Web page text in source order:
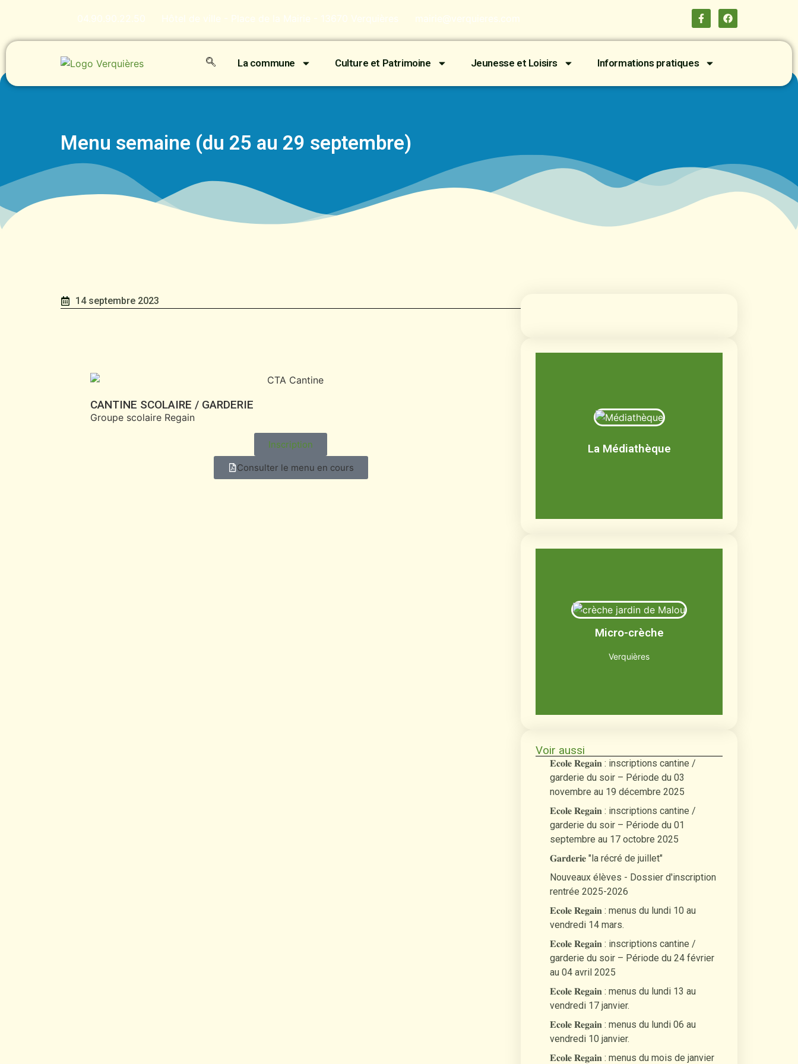
04.90.90.22.50 Hôtel de ville - Place de la Mairie - 13670 Verquières mairie@verquieres.com
La commune Culture et Patrimoine Jeunesse et Loisirs Informations pratiques
Menu semaine (du 25 au 29 septembre)
14 septembre 2023
CANTINE SCOLAIRE / GARDERIE
Groupe scolaire Regain
Inscription
Consulter le menu en cours
La Médiathèque
Médiathèque
Livres, BD, documentaires, jeux de
Micro-crèche
Verquières
Le jardin de Malou
demi à 3 ans
Découvrir
Voir aussi
𝐄𝐜𝐨𝐥𝐞 𝐑𝐞𝐠𝐚𝐢𝐧 : inscriptions cantine /
garderie du soir – Période du 03
novembre au 19 décembre 2025
𝐄𝐜𝐨𝐥𝐞 𝐑𝐞𝐠𝐚𝐢𝐧 : inscriptions cantine /
garderie du soir – Période du 01
septembre au 17 octobre 2025
𝐆𝐚𝐫𝐝𝐞𝐫𝐢𝐞 "la récré de juillet"
Nouveaux élèves - Dossier d'inscription
rentrée 2025-2026
𝐄𝐜𝐨𝐥𝐞 𝐑𝐞𝐠𝐚𝐢𝐧 : menus du lundi 10 au
vendredi 14 mars.
𝐄𝐜𝐨𝐥𝐞 𝐑𝐞𝐠𝐚𝐢𝐧 : inscriptions cantine /
garderie du soir – Période du 24 février
au 04 avril 2025
𝐄𝐜𝐨𝐥𝐞 𝐑𝐞𝐠𝐚𝐢𝐧 : menus du lundi 13 au
vendredi 17 janvier.
𝐄𝐜𝐨𝐥𝐞 𝐑𝐞𝐠𝐚𝐢𝐧 : menus du lundi 06 au
vendredi 10 janvier.
𝐄𝐜𝐨𝐥𝐞 𝐑𝐞𝐠𝐚𝐢𝐧 : menus du mois de janvier